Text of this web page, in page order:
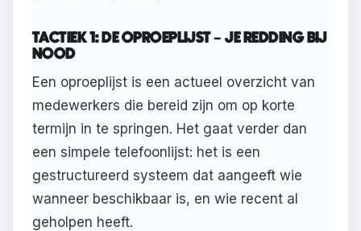
TACTIEK 1: DE OPROEPLIJST – JE REDDING BIJ
NOOD
Een oproeplijst is een actueel overzicht van
medewerkers die bereid zijn om op korte
termijn in te springen. Het gaat verder dan
een simpele telefoonlijst: het is een
gestructureerd systeem dat aangeeft wie
wanneer beschikbaar is, en wie recent al
geholpen heeft.